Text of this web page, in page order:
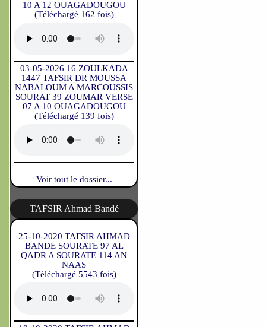
10 A 12 OUAGADOUGOU
(Téléchargé 162 fois)
03-05-2026 16 ZOULKADA
1447 TAFSIR DR MOUSSA
NABALOUM A MARCOUSSIS
SOURAT 39 ZOUMAR VERSE
07 A 10 OUAGADOUGOU
(Téléchargé 139 fois)
Voir tout le dossier...
TAFSIR Ahmad Bandé
25-10-2020 TAFSIR AHMAD
BANDE SOURATE 97 AL
QADR A SOURATE 114 AN
NAAS
(Téléchargé 5543 fois)